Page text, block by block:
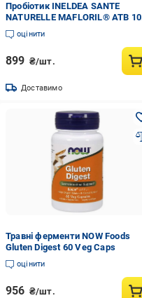
Пробіотик INELDEA SANTE
NATURELLE MAFLORIL® ATB 10
Caps
оцінити
899 ₴/шт.
Доставимо
Травні ферменти NOW Foods
Gluten Digest 60 Veg Caps
оцінити
956 ₴/шт.